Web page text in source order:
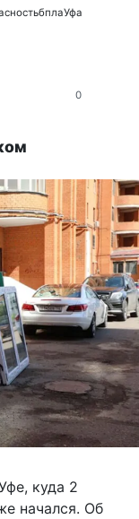
бплаУфа
0
куда 2
начался. Об